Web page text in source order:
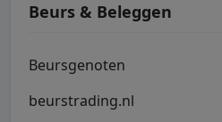
Beurs & Beleggen
Beursgenoten
beurstrading.nl